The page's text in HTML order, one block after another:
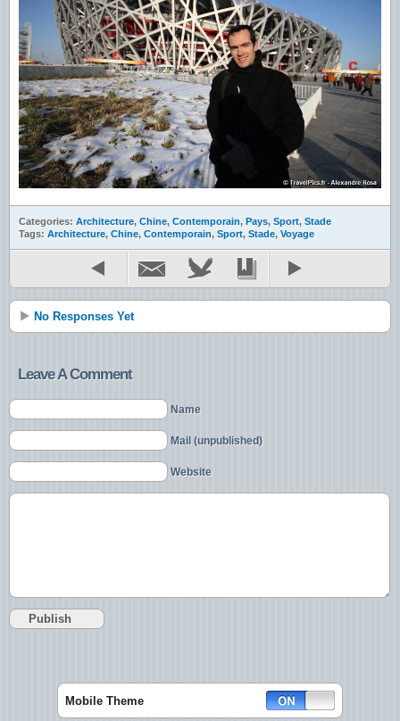
Categories: Architecture, Chine, Contemporain, Pays, Sport, Stade
Tags: Architecture, Chine, Contemporain, Sport, Stade, Voyage
No Responses Yet
Leave A Comment
Name
Mail (unpublished)
Website
Mobile Theme